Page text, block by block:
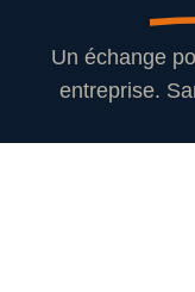
Un échange
entreprise.